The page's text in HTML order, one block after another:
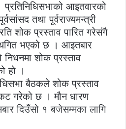
आइतवारको
तथा पूर्वराज्यमन्त्री
शोक प्रस्ताव पारित गरेसंगै
भएको छ । आइतबार
शोक प्रस्ताव
हो ।
बैठकले शोक प्रस्ताव
गरेको छ । मौन धारण
दिउँसो १ बजेसम्मका लागि